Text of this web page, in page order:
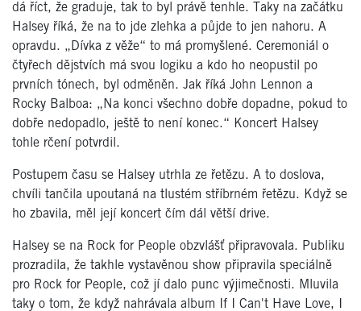
dá říct, že graduje, tak to byl právě tenhle. Taky na začátku
Halsey říká, že na to jde zlehka a půjde to jen nahoru. A
opravdu. „Dívka z věže“ to má promyšlené. Ceremoniál o
čtyřech dějstvích má svou logiku a kdo ho neopustil po
prvních tónech, byl odměněn. Jak říká John Lennon a
Rocky Balboa: „Na konci všechno dobře dopadne, pokud to
dobře nedopadlo, ještě to není konec.“ Koncert Halsey
tohle rčení potvrdil.
Postupem času se Halsey utrhla ze řetězu. A to doslova,
chvíli tančila upoutaná na tlustém stříbrném řetězu. Když se
ho zbavila, měl její koncert čím dál větší drive.
Halsey se na Rock for People obzvlášť připravovala. Publiku
prozradila, že takhle vystavěnou show připravila speciálně
pro Rock for People, což jí dalo punc výjimečnosti. Mluvila
taky o tom, že když nahrávala album If I Can't Have Love, I